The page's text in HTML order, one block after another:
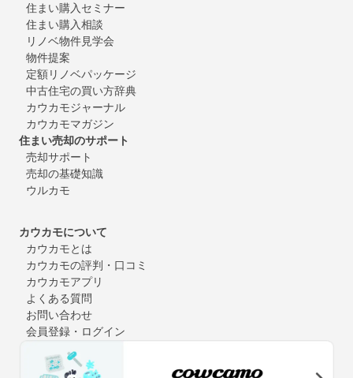
住まい購入セミナー
住まい購入相談
リノベ物件見学会
物件提案
定額リノベパッケージ
中古住宅の買い方辞典
カウカモジャーナル
カウカモマガジン
住まい売却のサポート
売却サポート
売却の基礎知識
ウルカモ
カウカモについて
カウカモとは
カウカモの評判・口コミ
カウカモアプリ
よくある質問
お問い合わせ
会員登録・ログイン